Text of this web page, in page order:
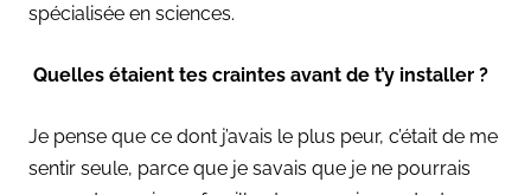
spécialisée en sciences.
Quelles étaient tes craintes avant de t’y installer ?
Je pense que ce dont j’avais le plus peur, c’était de me
sentir seule, parce que je savais que je ne pourrais